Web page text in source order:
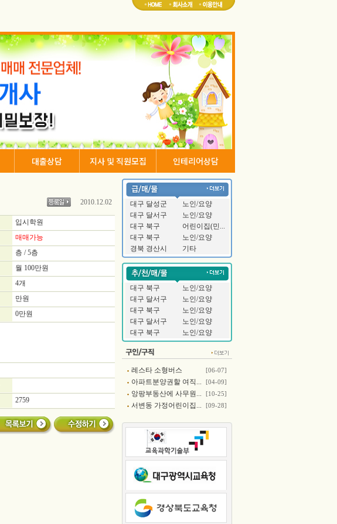
대출상담 지사 및 직원모집 인테리어상담
2010.12.02
입시학원
매매가능
층 / 5층
월 100만원
4개
만원
0만원
2759
대구 달성군
노인/요양
대구 달서구
노인/요양
대구 북구
어린이집(민...
대구 북구
노인/요양
경북 경산시
기타
대구 북구
노인/요양
대구 달서구
노인/요양
대구 북구
노인/요양
대구 달서구
노인/요양
대구 북구
노인/요양
레스타 소형버스 [06-07]
아파트분양권할 여직... [04-09]
앙팡부동산에 사무원... [10-25]
서변동 가정어린이집... [09-28]